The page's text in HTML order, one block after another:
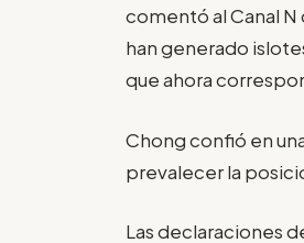
comentó al Canal
han generado
que ahora
Chong confió en
prevalecer la
Las declaraciones